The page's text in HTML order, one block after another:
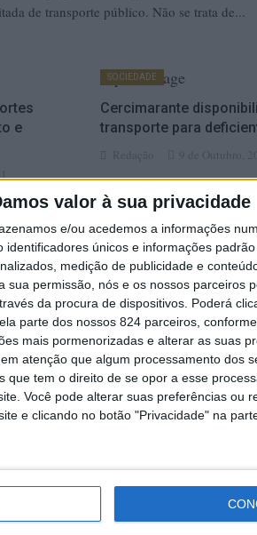
valor à sua privacidade
e/ou acedemos a informações
identificadores únicos e informações
medição de publicidade e
sua permissão, nós e os nossos parceiros
da procura de dispositivos. Poderá
parte dos nossos 824 parceiros,
mais pormenorizadas e alterar as suas
atenção que algum processamento dos
que tem o direito de se opor a esse
Você pode alterar suas preferências ou
e clicando no botão "Privacidade" na
de transporte público. Não se trata de...
e
SOCIEDADE
Cercimarante
transporte para
e
Cercimarante “não faz
transporte de
Redação 17 de